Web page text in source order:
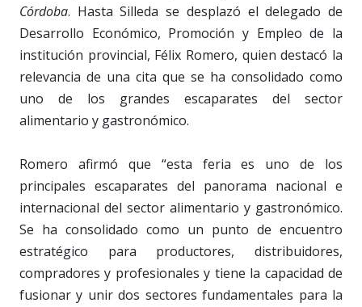
Córdoba. Hasta Silleda se desplazó el delegado de
Desarrollo Económico, Promoción y Empleo de la
institución provincial, Félix Romero, quien destacó la
relevancia de una cita que se ha consolidado como
uno de los grandes escaparates del sector
alimentario y gastronómico.
Romero afirmó que “esta feria es uno de los
principales escaparates del panorama nacional e
internacional del sector alimentario y gastronómico.
Se ha consolidado como un punto de encuentro
estratégico para productores, distribuidores,
compradores y profesionales y tiene la capacidad de
fusionar y unir dos sectores fundamentales para la